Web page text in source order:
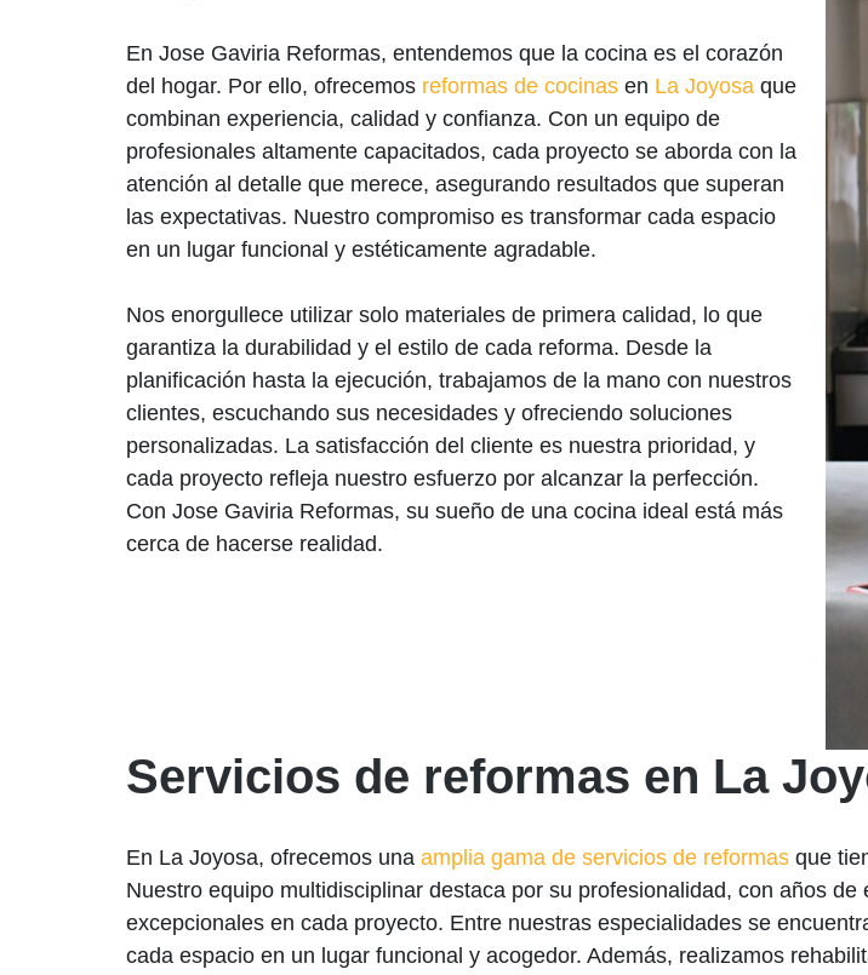
En Jose Gaviria Reformas, entendemos que la cocina es el corazón
del hogar. Por ello, ofrecemos reformas de cocinas en La Joyosa que
combinan experiencia, calidad y confianza. Con un equipo de
profesionales altamente capacitados, cada proyecto se aborda con la
atención al detalle que merece, asegurando resultados que superan
las expectativas. Nuestro compromiso es transformar cada espacio
en un lugar funcional y estéticamente agradable.
Nos enorgullece utilizar solo materiales de primera calidad, lo que
garantiza la durabilidad y el estilo de cada reforma. Desde la
planificación hasta la ejecución, trabajamos de la mano con nuestros
clientes, escuchando sus necesidades y ofreciendo soluciones
personalizadas. La satisfacción del cliente es nuestra prioridad, y
cada proyecto refleja nuestro esfuerzo por alcanzar la perfección.
Con Jose Gaviria Reformas, su sueño de una cocina ideal está más
cerca de hacerse realidad.
Servicios de reformas en La
En La Joyosa, ofrecemos una amplia gama de servicios de reformas que
Nuestro equipo multidisciplinar destaca por su profesionalidad, con años
excepcionales en cada proyecto. Entre nuestras especialidades se
cada espacio en un lugar funcional y acogedor. Además, realizamos